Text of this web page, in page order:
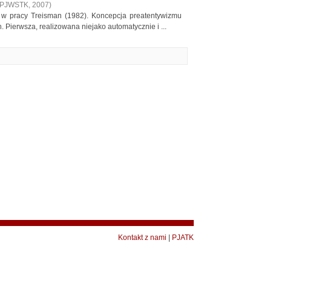
, 2007)
pracy Treisman (1982). Koncepcja preatentywizmu
Pierwsza, realizowana niejako automatycznie i ...
Kontakt z nami PJATK